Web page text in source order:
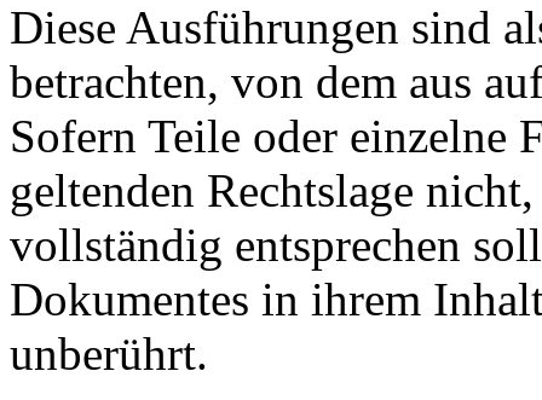
Diese Ausführungen sind
betrachten, von dem aus
Sofern Teile oder einzelne
geltenden Rechtslage
vollständig entsprechen
Dokumentes in ihrem
unberührt.